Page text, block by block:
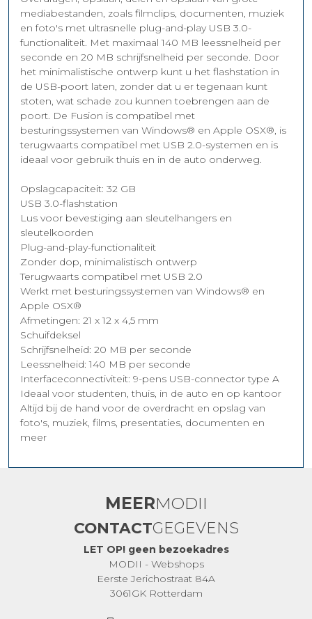
mediabestanden, zoals filmclips, documenten, muziek
en foto's met ultrasnelle plug-and-play USB 3.0-
functionaliteit. Met maximaal 140 MB leessnelheid per
seconde en 20 MB schrijfsnelheid per seconde. Door
het minimalistische ontwerp kunt u het flashstation in
de USB-poort laten, zonder dat u er tegenaan kunt
stoten, wat schade zou kunnen toebrengen aan de
poort. De Fusion is compatibel met
besturingssystemen van Windows® en Apple OSX®, is
terugwaarts compatibel met USB 2.0-systemen en is
ideaal voor gebruik thuis en in de auto onderweg.
Opslagcapaciteit: 32 GB
USB 3.0-flashstation
Lus voor bevestiging aan sleutelhangers en
sleutelkoorden
Plug-and-play-functionaliteit
Zonder dop, minimalistisch ontwerp
Terugwaarts compatibel met USB 2.0
Werkt met besturingssystemen van Windows® en
Apple OSX®
Afmetingen: 21 x 12 x 4,5 mm
Schuifdeksel
Schrijfsnelheid: 20 MB per seconde
Leessnelheid: 140 MB per seconde
Interfaceconnectiviteit: 9-pens USB-connector type A
Ideaal voor studenten, thuis, in de auto en op kantoor
Altijd bij de hand voor de overdracht en opslag van
foto's, muziek, films, presentaties, documenten en
meer
MEERMODII
CONTACTGEGEVENS
LET OP! geen bezoekadres
MODII - Webshops
Eerste Jerichostraat 84A
3061GK Rotterdam